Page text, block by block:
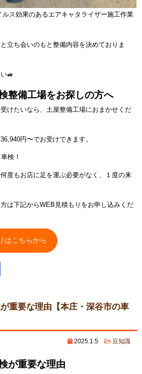
ス効果のあるエアキャタライザー施工作業
立ち会いのもと整備内容を決めておりま
🚙
整備工場をお探しの方へ
けたいなら、土屋整備工場におまかせくだ
円〜でお受けできます。
検！
度もお店に足を運ぶ必要がなく、１度の来
は下記からWEB見積もりをお申し込みくだ
はこちらから
重要な理由【本庄・深谷市の車
2025.1.5 豆知識
が重要な理由